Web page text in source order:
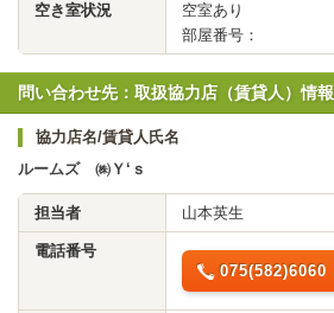
空き室状況
空室あり
部屋番号：
問い合わせ先：取扱協力店（賃貸人）情報
協力店名/賃貸人氏名
ルームズ ㈱Ｙ‘ｓ
担当者 山本英生
電話番号
075(582)6060